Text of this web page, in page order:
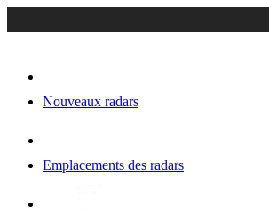
Nouveaux radars
Emplacements des radars